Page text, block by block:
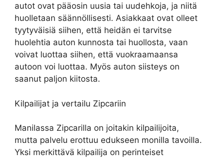
autot ovat pääosin uusia tai uudehkoja, ja niitä
huolletaan säännöllisesti. Asiakkaat ovat olleet
tyytyväisiä siihen, että heidän ei tarvitse
huolehtia auton kunnosta tai huollosta, vaan
voivat luottaa siihen, että vuokraamaansa
autoon voi luottaa. Myös auton siisteys on
saanut paljon kiitosta.
Kilpailijat ja vertailu Zipcariin
Manilassa Zipcarilla on joitakin kilpailijoita,
mutta palvelu erottuu edukseen monilla tavoilla.
Yksi merkittävä kilpailija on perinteiset